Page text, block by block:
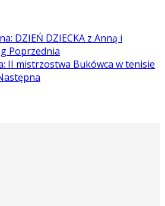
DZIEŃ DZIECKA z Anną i
Poprzednia
II mistrzostwa Bukówca w tenisie